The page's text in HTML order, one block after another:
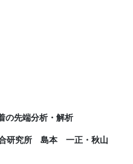
の先端分析・解析
合研究所 島本 一正・秋山